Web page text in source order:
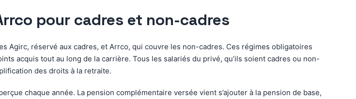
pour cadres et non-cadres
Agirc, réservé aux cadres, et Arrco, qui couvre les non-cadres. Ces régimes obligatoires
acquis tout au long de la carrière. Tous les salariés du privé, qu’ils soient cadres ou non-
des droits à la retraite.
chaque année. La pension complémentaire versée vient s’ajouter à la pension de base,